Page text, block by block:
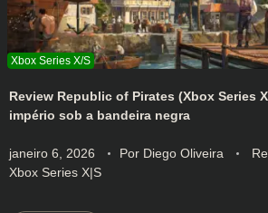
Review Republic of Pirates (Xbox Series
império sob a bandeira negra
janeiro 6, 2026 Por Diego Oliveira
Xbox Series X|S